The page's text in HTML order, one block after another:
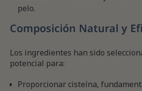
pelo.
Composición Natural y
Los ingredientes han sido
potencial para:
Proporcionar cisteína,